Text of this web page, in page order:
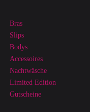
Bras
Slips
Bodys
Accessoires
Nachtwäsche
Limited Edition
Gutscheine